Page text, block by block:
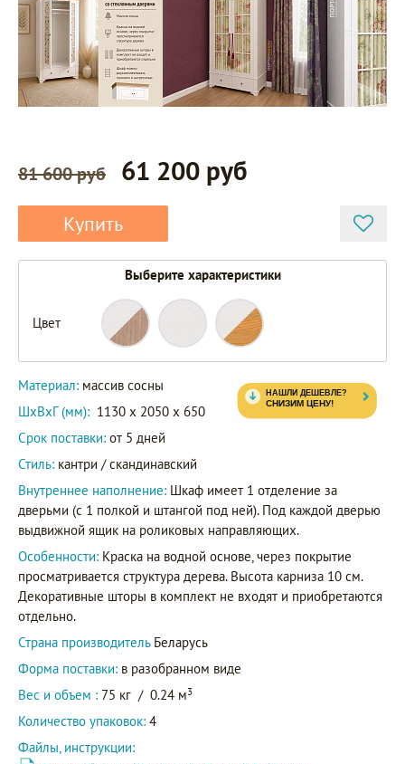
81 600 руб 61 200 руб
Купить
Выберите характеристики
Цвет
88416
87416
82416
Материал: массив сосны
ШxВxГ (мм): 1130 x 2050 x 650
Срок поставки: от 5 дней
Стиль: кантри / скандинавский
Внутреннее наполнение: Шкаф имеет 1 отделение за
дверьми (с 1 полкой и штангой под ней). Под каждой дверью
выдвижной ящик на роликовых направляющих.
Особенности: Краска на водной основе, через покрытие
просматривается структура дерева. Высота карниза 10 см.
Декоративные шторы в комплект не входят и приобретаются
отдельно.
Страна производитель Беларусь
Форма поставки: в разобранном виде
Вес и объем : 75 кг / 0.24 м3
Количество упаковок: 4
Файлы, инструкции: